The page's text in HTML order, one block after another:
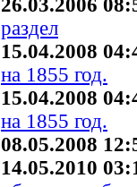
26.03.2006
раздел
15.04.2008
на 1855 год.
15.04.2008
на 1855 год.
08.05.2008
14.05.2010